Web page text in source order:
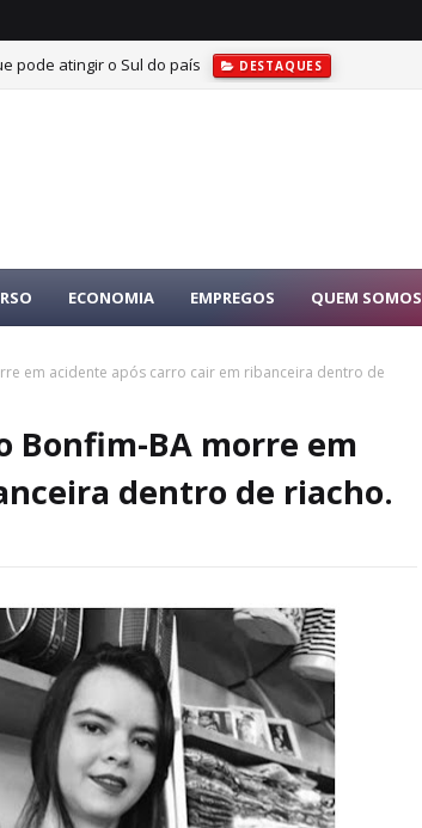
pode atingir o Sul do país DESTAQUES
ECONOMIA EMPREGOS QUEM SOMOS
em acidente após carro cair em ribanceira dentro de
Bonfim-BA morre em
dentro de riacho.